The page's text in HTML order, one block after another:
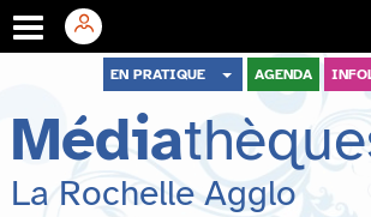
menu
contenu
recherche
EN PRATIQUE AGENDA
Média
La Rochelle Agglo